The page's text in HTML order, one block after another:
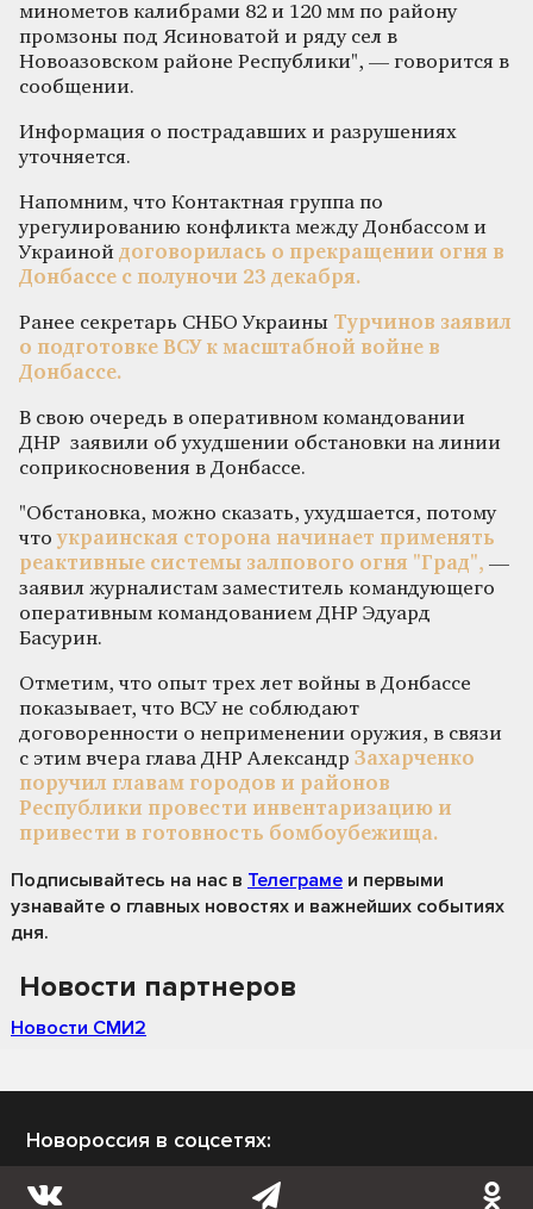
минометов калибрами 82 и 120 мм по району
промзоны под Ясиноватой и ряду сел в
Новоазовском районе Республики", — говорится в
сообщении.
Информация о пострадавших и разрушениях
уточняется.
Напомним, что Контактная группа по
урегулированию конфликта между Донбассом и
Украиной договорилась о прекращении огня в
Донбассе с полуночи 23 декабря.
Ранее секретарь СНБО Украины Турчинов заявил
о подготовке ВСУ к масштабной войне в
Донбассе.
В свою очередь в оперативном командовании
ДНР заявили об ухудшении обстановки на линии
соприкосновения в Донбассе.
"Обстановка, можно сказать, ухудшается, потому
чтоукраинская сторона начинает применять
реактивные системы залпового огня "Град", —
заявил журналистам заместитель командующего
оперативным командованием ДНР Эдуард
Басурин.
Отметим, что опыт трех лет войны в Донбассе
показывает, что ВСУ не соблюдают
договоренности о неприменении оружия, в связи
с этим вчера глава ДНР Александр Захарченко
поручил главам городов и районов
Республики провести инвентаризацию и
привести в готовность бомбоубежища.
Подписывайтесь на нас в Телеграме и первыми
узнавайте о главных новостях и важнейших событиях
дня.
Новости партнеров
Новости СМИ2
Новороссия в соцсетях: